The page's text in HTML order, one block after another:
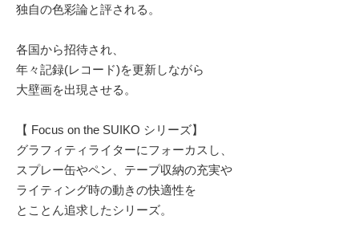
独自の色彩論と評される。
各国から招待され、
年々記録(レコード)を更新しながら
大壁画を出現させる。
【 Focus on the SUIKO シリーズ】
グラフィティライターにフォーカスし、
スプレー缶やペン、テープ収納の充実や
ライティング時の動きの快適性を
とことん追求したシリーズ。